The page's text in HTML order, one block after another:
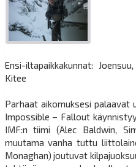
Ensi-iltapaikkakunnat:
Kitee
Parhaat aikomuksesi palaavat
Impossible – Fallout
IMF:n tiimi (Alec Baldwin,
muutama vanha tuttu
Monaghan) joutuvat